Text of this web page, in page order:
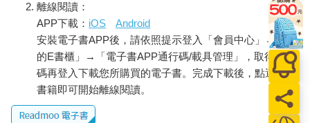
離線閱讀：
APP下載： iOS
Android
安裝電子書APP後，請依照提示登入「會員中心」→「我
的E書櫃」→「電子書APP通行碼/載具管理」，取得通行
碼再登入下載您所購買的電子書。完成下載後，點選任一
書籍即可開始離線閱讀。